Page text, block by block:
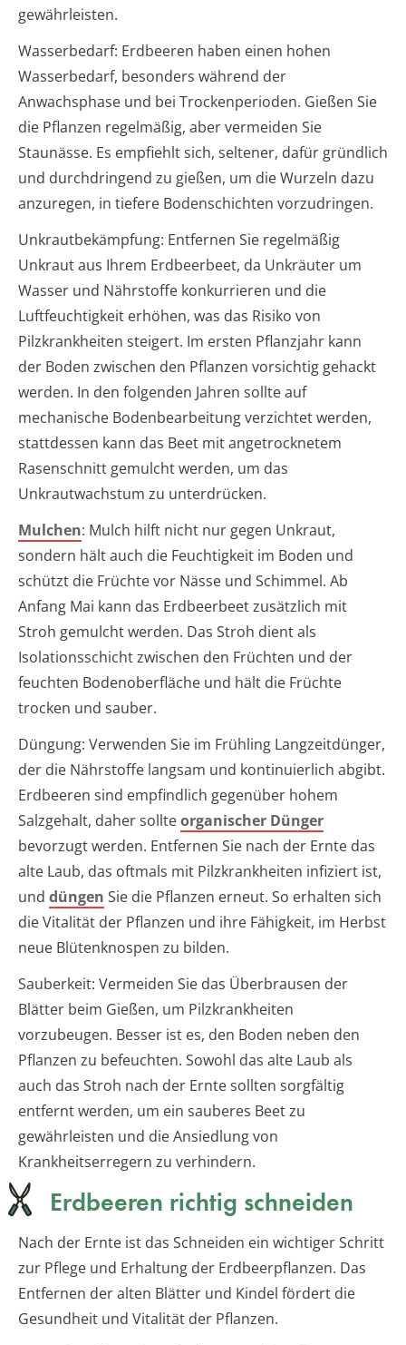
gewährleisten.
Wasserbedarf: Erdbeeren haben einen hohen
Wasserbedarf, besonders während der
Anwachsphase und bei Trockenperioden. Gießen Sie
die Pflanzen regelmäßig, aber vermeiden Sie
Staunässe. Es empfiehlt sich, seltener, dafür gründlich
und durchdringend zu gießen, um die Wurzeln dazu
anzuregen, in tiefere Bodenschichten vorzudringen.
Unkrautbekämpfung: Entfernen Sie regelmäßig
Unkraut aus Ihrem Erdbeerbeet, da Unkräuter um
Wasser und Nährstoffe konkurrieren und die
Luftfeuchtigkeit erhöhen, was das Risiko von
Pilzkrankheiten steigert. Im ersten Pflanzjahr kann
der Boden zwischen den Pflanzen vorsichtig gehackt
werden. In den folgenden Jahren sollte auf
mechanische Bodenbearbeitung verzichtet werden,
stattdessen kann das Beet mit angetrocknetem
Rasenschnitt gemulcht werden, um das
Unkrautwachstum zu unterdrücken.
Mulchen: Mulch hilft nicht nur gegen Unkraut,
sondern hält auch die Feuchtigkeit im Boden und
schützt die Früchte vor Nässe und Schimmel. Ab
Anfang Mai kann das Erdbeerbeet zusätzlich mit
Stroh gemulcht werden. Das Stroh dient als
Isolationsschicht zwischen den Früchten und der
feuchten Bodenoberfläche und hält die Früchte
trocken und sauber.
Düngung: Verwenden Sie im Frühling Langzeitdünger,
der die Nährstoffe langsam und kontinuierlich abgibt.
Erdbeeren sind empfindlich gegenüber hohem
Salzgehalt, daher sollteorganischer Dünger
bevorzugt werden. Entfernen Sie nach der Ernte das
alte Laub, das oftmals mit Pilzkrankheiten infiziert ist,
und düngen Sie die Pflanzen erneut. So erhalten sich
die Vitalität der Pflanzen und ihre Fähigkeit, im Herbst
neue Blütenknospen zu bilden.
Sauberkeit: Vermeiden Sie das Überbrausen der
Blätter beim Gießen, um Pilzkrankheiten
vorzubeugen. Besser ist es, den Boden neben den
Pflanzen zu befeuchten. Sowohl das alte Laub als
auch das Stroh nach der Ernte sollten sorgfältig
entfernt werden, um ein sauberes Beet zu
gewährleisten und die Ansiedlung von
Krankheitserregern zu verhindern.
Erdbeeren richtig schneiden
Nach der Ernte ist das Schneiden ein wichtiger Schritt
zur Pflege und Erhaltung der Erdbeerpflanzen. Das
Entfernen der alten Blätter und Kindel fördert die
Gesundheit und Vitalität der Pflanzen.